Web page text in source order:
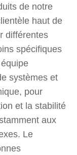
de notre
haut de
différentes
spécifiques
systèmes et
pour
et la stabilité
aux
Le